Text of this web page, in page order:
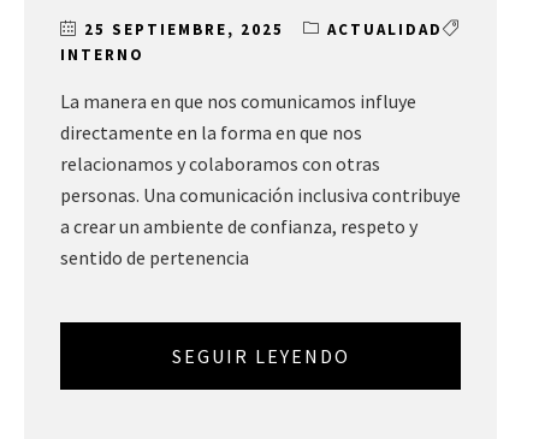
25 SEPTIEMBRE, 2025
ACTUALIDAD
INTERNO
La manera en que nos comunicamos influye
directamente en la forma en que nos
relacionamos y colaboramos con otras
personas. Una comunicación inclusiva contribuye
a crear un ambiente de confianza, respeto y
sentido de pertenencia
SEGUIR LEYENDO